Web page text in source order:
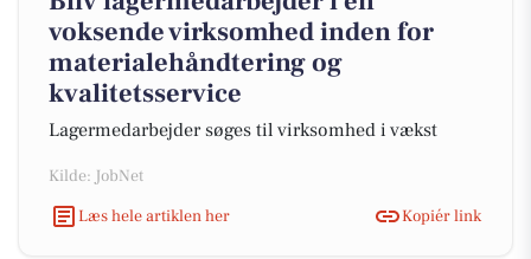
voksende virksomhed inden for
materialehåndtering og
kvalitetsservice
Lagermedarbejder søges til virksomhed i vækst
Kilde: JobNet
Læs hele artiklen her
Kopiér link